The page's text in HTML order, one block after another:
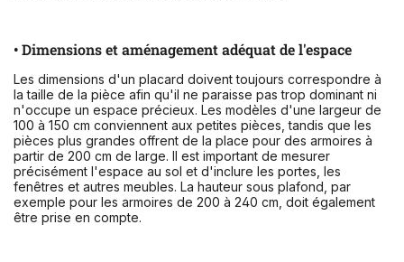
• Dimensions et aménagement adéquat de l'espace
Les dimensions d'un placard doivent toujours correspondre à
la taille de la pièce afin qu'il ne paraisse pas trop dominant ni
n'occupe un espace précieux. Les modèles d'une largeur de
100 à 150 cm conviennent aux petites pièces, tandis que les
pièces plus grandes offrent de la place pour des armoires à
partir de 200 cm de large. Il est important de mesurer
précisément l'espace au sol et d'inclure les portes, les
fenêtres et autres meubles. La hauteur sous plafond, par
exemple pour les armoires de 200 à 240 cm, doit également
être prise en compte.